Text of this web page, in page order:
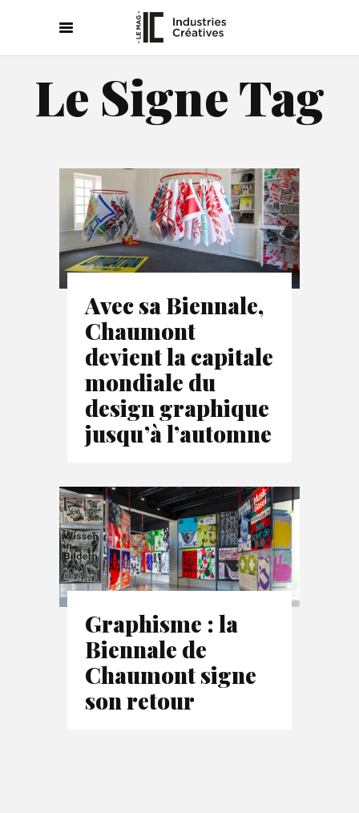
Le Signe Tag
Avec sa Biennale,
Chaumont
devient la capitale
mondiale du
design graphique
jusqu’à l’automne
Graphisme : la
Biennale de
Chaumont signe
son retour